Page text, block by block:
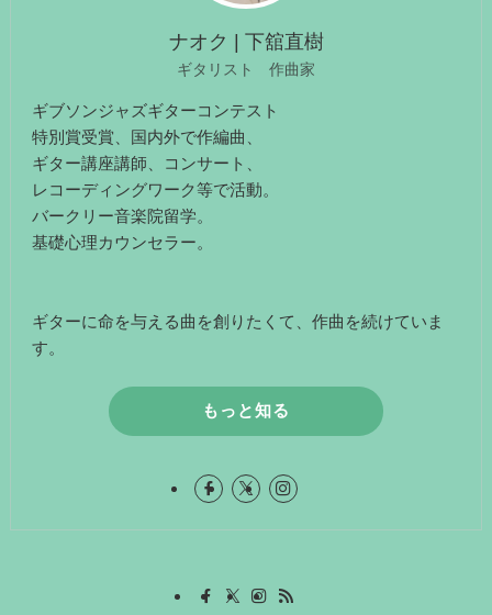
ナオク | 下舘直樹
ギタリスト 作曲家
ギブソンジャズギターコンテスト
特別賞受賞、国内外で作編曲、
ギター講座講師、コンサート、
レコーディングワーク等で活動。
バークリー音楽院留学。
基礎心理カウンセラー。
ギターに命を与える曲を創りたくて、作曲を続けていま
す。
もっと知る